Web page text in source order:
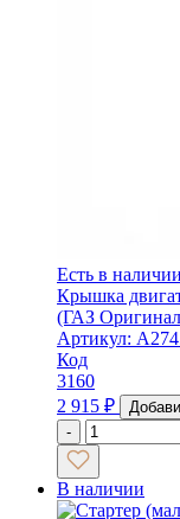
Есть в наличии
Крышка
(ГАЗ
Артикул:
Код
3160
2 915 ₽
-
В наличии